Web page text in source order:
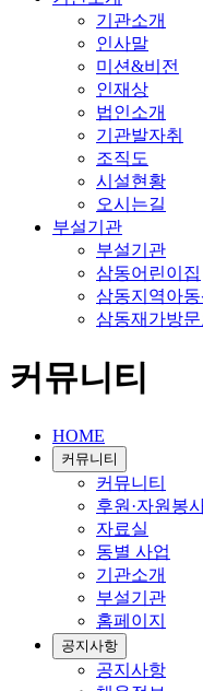
기관소개
인사말
미션&비전
인재상
법인소개
기관발자취
조직도
시설현황
오시는길
부설기관
부설기관
삼동어린이집
삼동지역아동
삼동재가방
커뮤니티
HOME
커뮤니티
커뮤니티
후원·자원봉
자료실
동별 사업
기관소개
부설기관
홈페이지
공지사항
공지사항